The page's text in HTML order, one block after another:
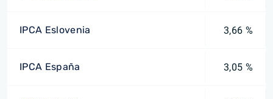
IPCA Eslovenia 3,66 %
IPCA España 3,05 %